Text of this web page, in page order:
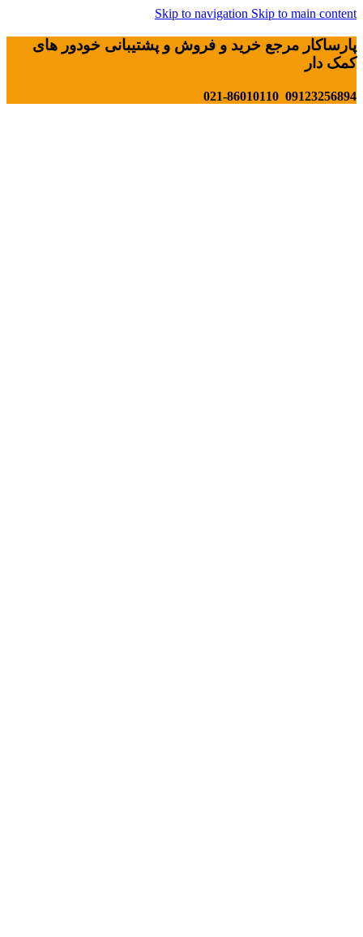
Skip to navigation Skip to main content
پارساکار مرجع خرید و فروش و پشتیبانی خودور های
کمک دار
09123256894 021-86010110